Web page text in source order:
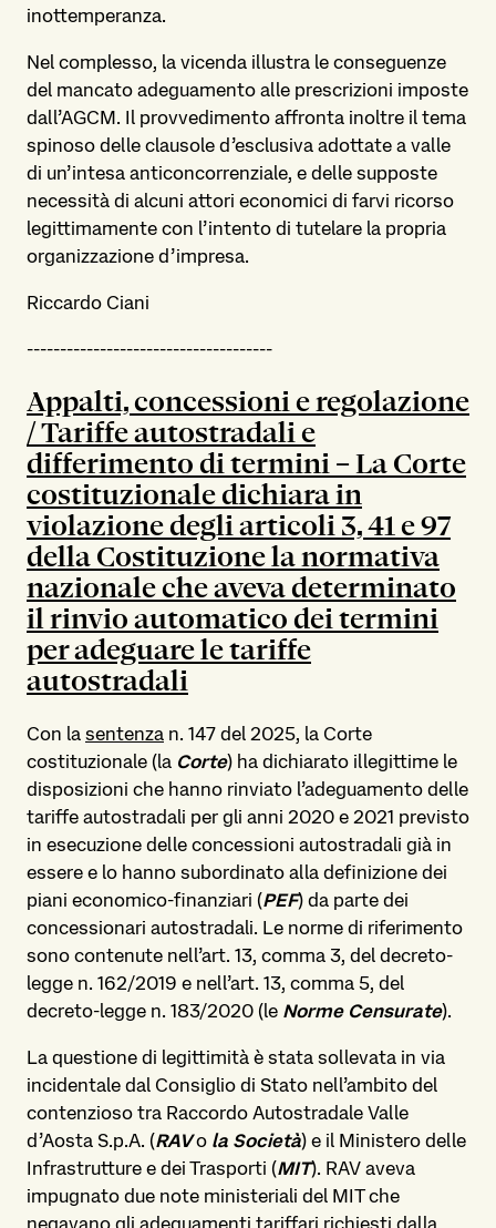
inottemperanza.
Nel complesso, la vicenda illustra le conseguenze
del mancato adeguamento alle prescrizioni imposte
dall’AGCM. Il provvedimento affronta inoltre il tema
spinoso delle clausole d’esclusiva adottate a valle
di un’intesa anticoncorrenziale, e delle supposte
necessità di alcuni attori economici di farvi ricorso
legittimamente con l’intento di tutelare la propria
organizzazione d’impresa.
Riccardo Ciani
-------------------------------------
Appalti, concessioni e regolazione
/Tariffe autostradali e
differimento di termini – La Corte
costituzionale dichiara in
violazione degli articoli 3, 41 e 97
della Costituzione la normativa
nazionale che aveva determinato
il rinvio automatico dei termini
per adeguare le tariffe
autostradali
Con la sentenza n. 147 del 2025, la Corte
costituzionale (la Corte) ha dichiarato illegittime le
disposizioni che hanno rinviato l’adeguamento delle
tariffe autostradali per gli anni 2020 e 2021 previsto
in esecuzione delle concessioni autostradali già in
essere e lo hanno subordinato alla definizione dei
piani economico-finanziari (PEF) da parte dei
concessionari autostradali. Le norme di riferimento
sono contenute nell’art. 13, comma 3, del decreto-
legge n. 162/2019 e nell’art. 13, comma 5, del
decreto-legge n. 183/2020 (le Norme Censurate).
La questione di legittimità è stata sollevata in via
incidentale dal Consiglio di Stato nell’ambito del
contenzioso tra Raccordo Autostradale Valle
d’Aosta S.p.A. (RAVo la Società) e il Ministero delle
Infrastrutture e dei Trasporti (MIT). RAV aveva
impugnato due note ministeriali del MIT che